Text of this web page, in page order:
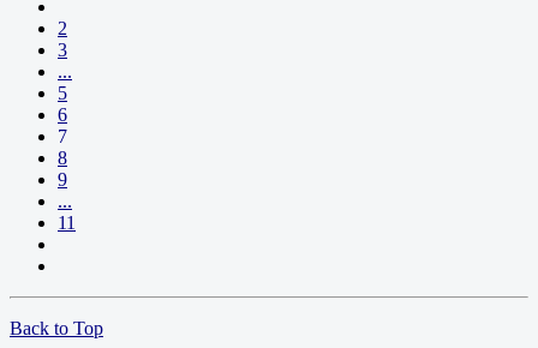
2
3
...
5
6
7
8
9
...
11
Back to Top